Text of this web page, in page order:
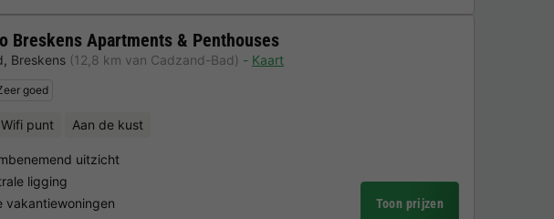
Breskens Apartments & Penthouses
, Breskens (12,8 km van Cadzand-Bad)
Kaart
goed
punt Aan de kust
uitzicht
ligging
vakantiewoningen
Toon prijzen